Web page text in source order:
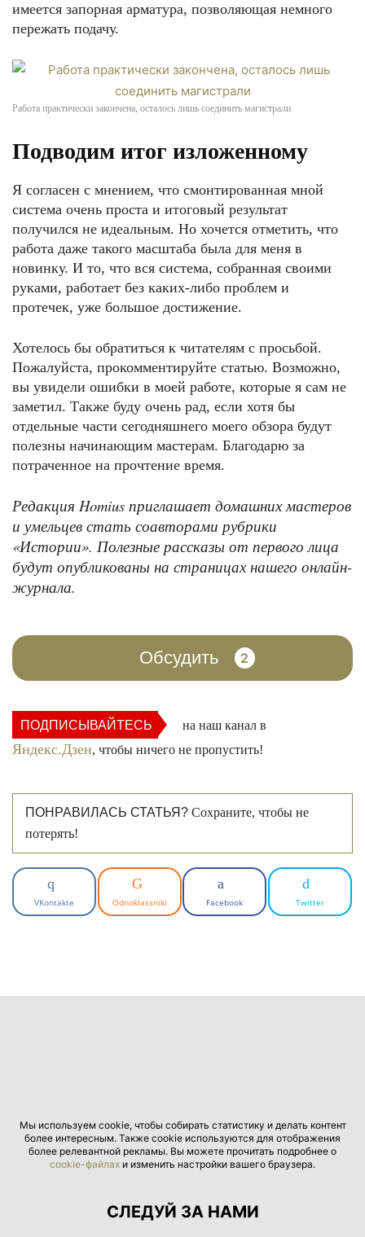
имеется запорная арматура, позволяющая немного
пережать подачу.
Работа практически закончена, осталось лишь соединить магистрали
Подводим итог изложенному
Я согласен с мнением, что смонтированная мной
система очень проста и итоговый результат
получился не идеальным. Но хочется отметить, что
работа даже такого масштаба была для меня в
новинку. И то, что вся система, собранная своими
руками, работает без каких-либо проблем и
протечек, уже большое достижение.
Хотелось бы обратиться к читателям с просьбой.
Пожалуйста, прокомментируйте статью. Возможно,
вы увидели ошибки в моей работе, которые я сам не
заметил. Также буду очень рад, если хотя бы
отдельные части сегодняшнего моего обзора будут
полезны начинающим мастерам. Благодарю за
потраченное на прочтение время.
Редакция Homius приглашает домашних мастеров
и умельцев стать соавторами рубрики
«Истории». Полезные рассказы от первого лица
будут опубликованы на страницах нашего онлайн-
журнала.
Обсудить 2
ПОДПИСЫВАЙТЕСЬ на наш канал в
Яндекс.Дзен, чтобы ничего не пропустить!
ПОНРАВИЛАСЬ СТАТЬЯ? Сохраните, чтобы не
потерять!
VKontakte Odnoklassniki Facebook Twitter
Мы используем cookie, чтобы собирать статистику и делать контент
более интересным. Также cookie используются для отображения
более релевантной рекламы. Вы можете прочитать подробнее о
cookie-файлах и изменить настройки вашего браузера.
СЛЕДУЙ ЗА НАМИ